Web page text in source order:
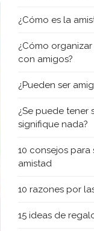
¿Cómo es la
¿Cómo
con amigos?
¿Pueden ser
¿Se puede tener
signifique nada?
10 consejos
amistad
10 razones por
15 ideas de